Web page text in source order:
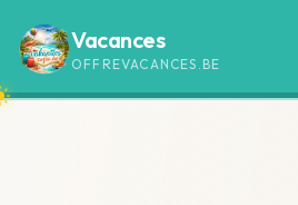
Vacances
OFFREVACANCES.BE